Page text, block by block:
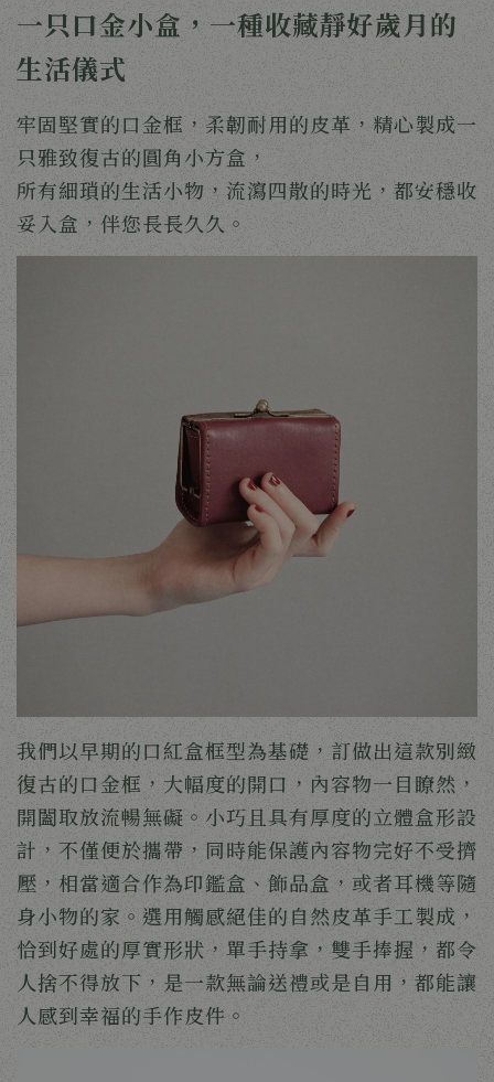
一只口金小盒，一種收藏靜好歲月的
生活儀式
牢固堅實的口金框，柔韌耐用的皮革，精心製成一
只雅致復古的圓角小方盒，
所有細瑣的生活小物，流瀉四散的時光，都安穩收
妥入盒，伴您長長久久。
我們以早期的口紅盒框型為基礎，訂做出這款別緻
復古的口金框，大幅度的開口，內容物一目瞭然，
開闔取放流暢無礙。小巧且具有厚度的立體盒形設
計，不僅便於攜帶，同時能保護內容物完好不受擠
壓，相當適合作為印鑑盒、飾品盒，或者耳機等隨
身小物的家。選用觸感絕佳的自然皮革手工製成，
恰到好處的厚實形狀，單手持拿，雙手捧握，都令
人捨不得放下，是一款無論送禮或是自用，都能讓
人感到幸福的手作皮件。